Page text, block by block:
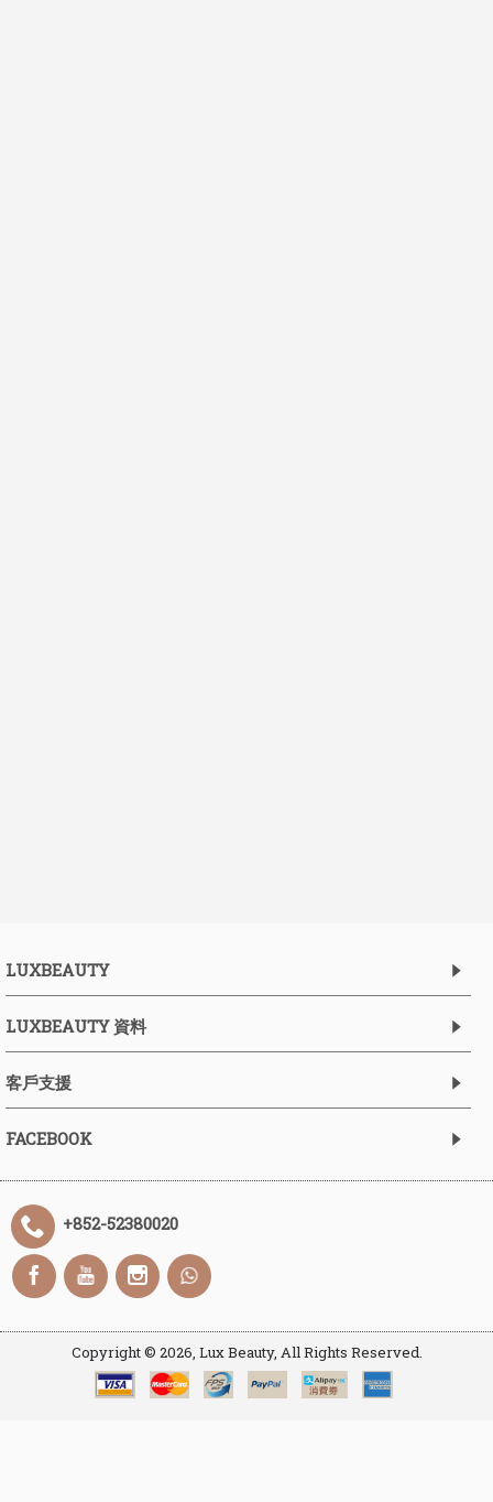
LUXBEAUTY
LUXBEAUTY 資料
客戶支援
FACEBOOK
+852-52380020
Copyright © 2026, Lux Beauty, All Rights Reserved.